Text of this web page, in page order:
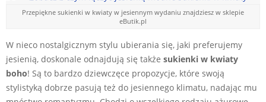
Przepiękne sukienki w kwiaty w jesiennym wydaniu znajdziesz w sklepie
eButik.pl
W nieco nostalgicznym stylu ubierania się, jaki preferujemy
jesienią, doskonale odnajdują się także sukienki w kwiaty
boho! Są to bardzo dziewczęce propozycje, które swoją
stylistyką dobrze pasują też do jesiennego klimatu, nadając mu